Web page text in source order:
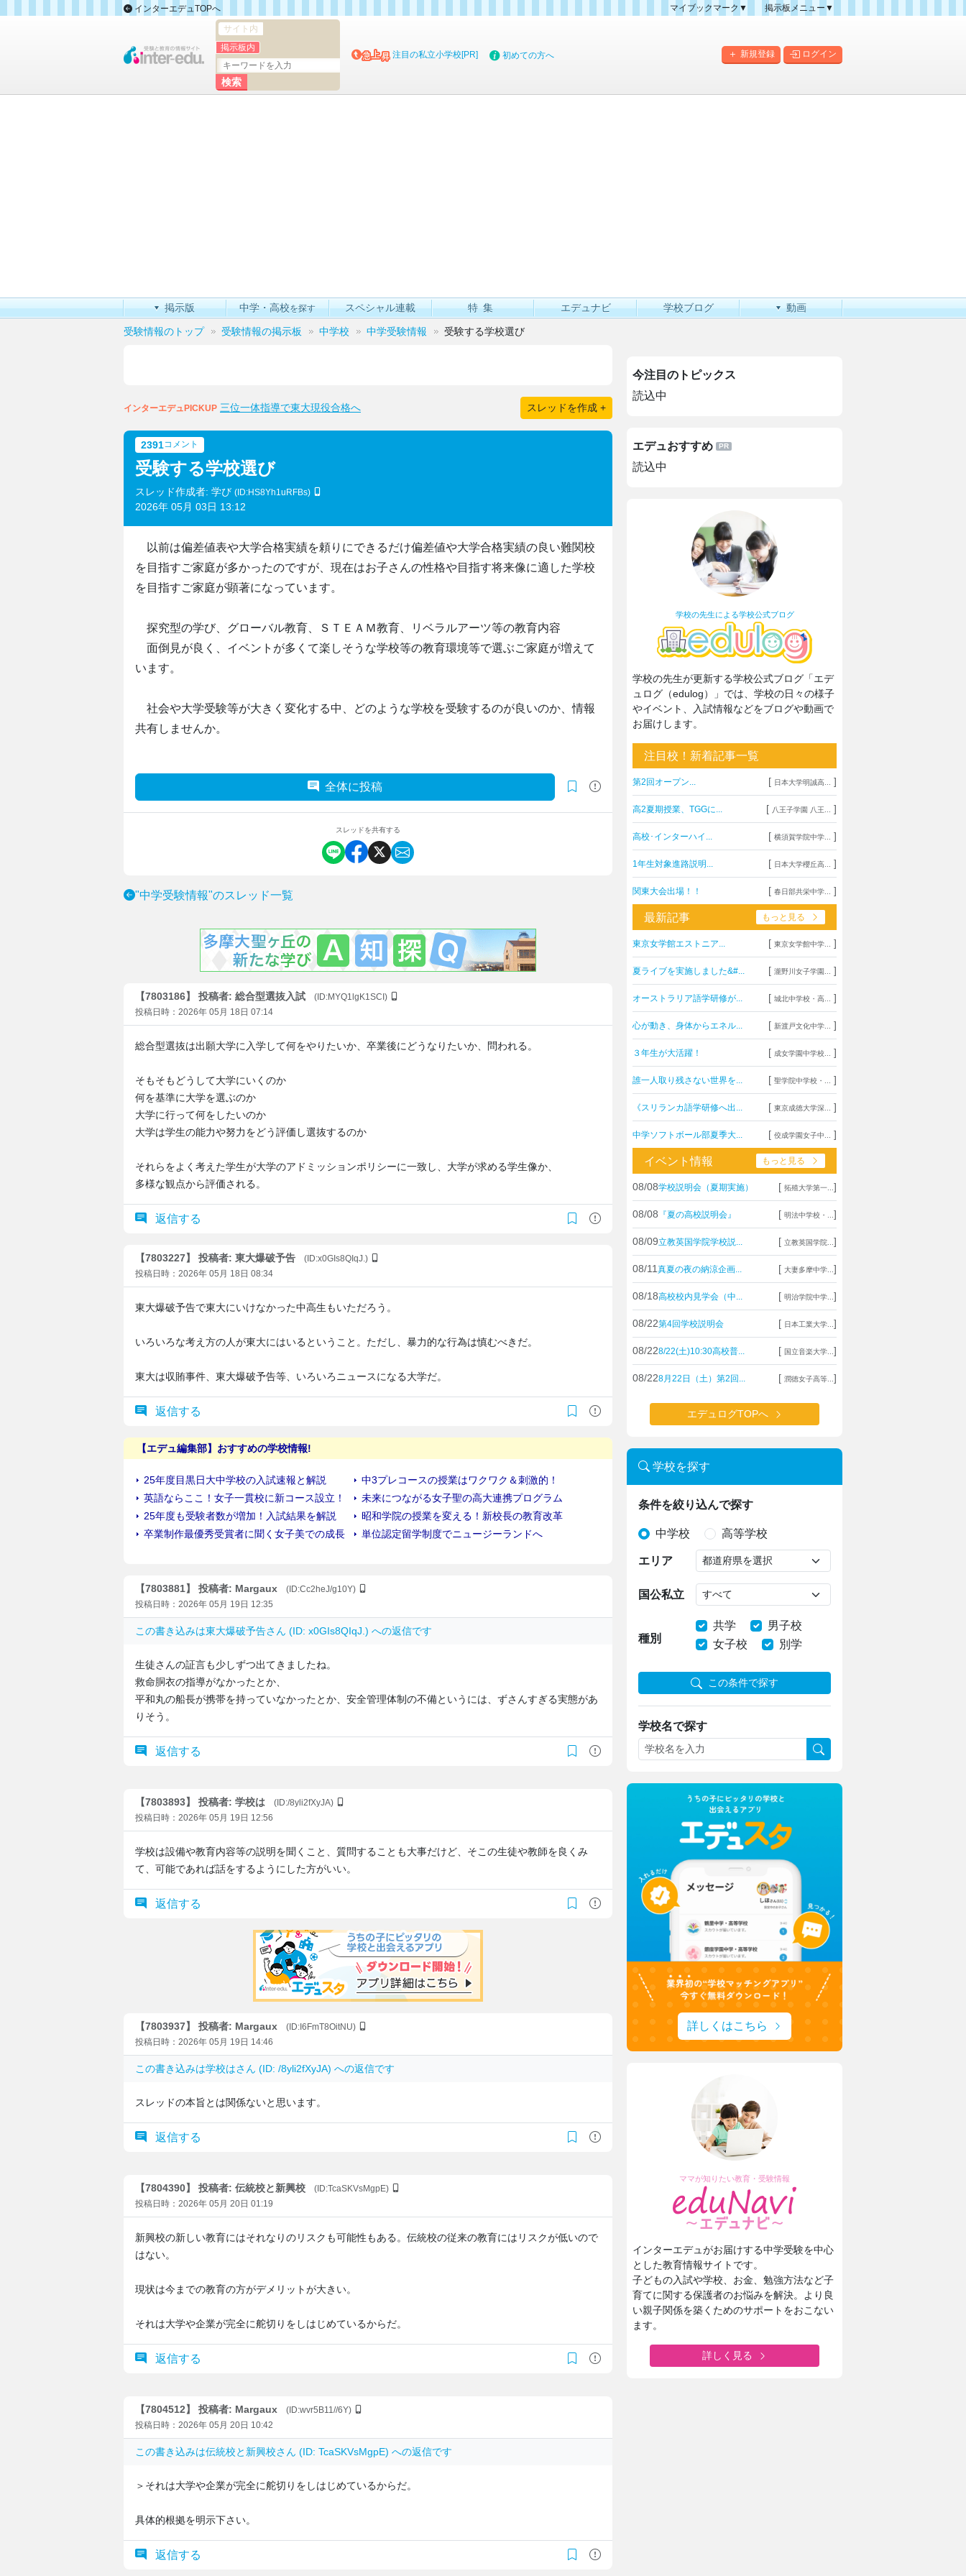
インターエデュTOPへ
マイブックマーク▼
掲示板メニュー▼
掲示板マップ
新規登録 ログイン
サイト内
掲示板内
注目の私立小学校[PR] 初めての方へ
掲示版 中学・高校を探す スペシャル連載 特集 エデュナビ 学校ブログ 動画
受験情報のトップ 受験情報の掲示板 中学校 中学受験情報 受験する学校選び
インターエデュPICKUP 三位一体指導で東大現役合格へ スレッドを作成 +
2391コメント
受験する学校選び
スレッド作成者: 学び (ID:HS8Yh1uRFBs)
2026年 05月 03日 13:12
以前は偏差値表や大学合格実績を頼りにできるだけ偏差値や大学合格実績の良い難関校
を目指すご家庭が多かったのですが、現在はお子さんの性格や目指す将来像に適した学校
を目指すご家庭が顕著になっています。
探究型の学び、グローバル教育、ＳＴＥＡＭ教育、リベラルアーツ等の教育内容
面倒見が良く、イベントが多くて楽しそうな学校等の教育環境等で選ぶご家庭が増えて
います。
社会や大学受験等が大きく変化する中、どのような学校を受験するのが良いのか、情報
共有しませんか。
全体に投稿
スレッドを共有する
"中学受験情報"のスレッド一覧
【7803186】 投稿者: 総合型選抜入試
(ID:MYQ1lgK1SCI)
投稿日時：2026年 05月 18日 07:14
総合型選抜は出願大学に入学して何をやりたいか、卒業後にどうなりたいか、問われる。
そもそもどうして大学にいくのか
何を基準に大学を選ぶのか
大学に行って何をしたいのか
大学は学生の能力や努力をどう評価し選抜するのか
それらをよく考えた学生が大学のアドミッションポリシーに一致し、大学が求める学生像か、
多様な観点から評価される。
返信する
【7803227】 投稿者: 東大爆破予告
(ID:x0GIs8QIqJ.)
投稿日時：2026年 05月 18日 08:34
東大爆破予告で東大にいけなかった中高生もいただろう。
いろいろな考え方の人が東大にはいるということ。ただし、暴力的な行為は慎むべきだ。
東大は収賄事件、東大爆破予告等、いろいろニュースになる大学だ。
返信する
【7803881】 投稿者: Margaux
(ID:Cc2heJ/g10Y)
投稿日時：2026年 05月 19日 12:35
この書き込みは東大爆破予告さん (ID: x0GIs8QIqJ.) への返信です
生徒さんの証言も少しずつ出てきましたね。
救命胴衣の指導がなかったとか、
平和丸の船長が携帯を持っていなかったとか、安全管理体制の不備というには、ずさんすぎる実態があ
りそう。
返信する
【7803893】 投稿者: 学校は
(ID:/8yli2fXyJA)
投稿日時：2026年 05月 19日 12:56
学校は設備や教育内容等の説明を聞くこと、質問することも大事だけど、そこの生徒や教師を良くみ
て、可能であれば話をするようにした方がいい。
返信する
【7803937】 投稿者: Margaux
(ID:I6FmT8OitNU)
投稿日時：2026年 05月 19日 14:46
この書き込みは学校はさん (ID: /8yli2fXyJA) への返信です
スレッドの本旨とは関係ないと思います。
返信する
【7804390】 投稿者: 伝統校と新興校
(ID:TcaSKVsMgpE)
投稿日時：2026年 05月 20日 01:19
新興校の新しい教育にはそれなりのリスクも可能性もある。伝統校の従来の教育にはリスクが低いので
はない。
現状は今までの教育の方がデメリットが大きい。
それは大学や企業が完全に舵切りをしはじめているからだ。
返信する
【7804512】 投稿者: Margaux
(ID:wvr5B11//6Y)
投稿日時：2026年 05月 20日 10:42
この書き込みは伝統校と新興校さん (ID: TcaSKVsMgpE) への返信です
＞それは大学や企業が完全に舵切りをしはじめているからだ。
具体的根拠を明示下さい。
返信する
今注目のトピックス
読込中
エデュおすすめ
読込中
学校の先生による学校公式ブログ
学校の先生が更新する学校公式ブログ「エデ
ュログ（edulog）」では、学校の日々の様子
やイベント、入試情報などをブログや動画で
お届けします。
注目校！新着記事一覧
第2回オープン... [ 日本大学明誠高... ]
高2夏期授業、TGGに... [ 八王子学園 八王... ]
高校･インターハイ... [ 横須賀学院中学... ]
1年生対象進路説明... [ 日本大学櫻丘高... ]
関東大会出場！！ [ 春日部共栄中学... ]
最新記事 もっと見る
東京女学館エストニア... [ 東京女学館中学... ]
夏ライブを実施しました&#... [ 瀧野川女子学園... ]
オーストラリア語学研修が... [ 城北中学校・高... ]
心が動き、身体からエネル... [ 新渡戸文化中学... ]
３年生が大活躍！ [ 成女学園中学校... ]
誰一人取り残さない世界を... [ 聖学院中学校・... ]
《スリランカ語学研修へ出... [ 東京成徳大学深... ]
中学ソフトボール部夏季大... [ 佼成学園女子中... ]
イベント情報 もっと見る
08/08学校説明会（夏期実施） [ 拓殖大学第一... ]
08/08 『夏の高校説明会』 [ 明法中学校・... ]
08/09立教英国学院学校説... [ 立教英国学院... ]
08/11 真夏の夜の納涼企画... [ 大妻多摩中学... ]
08/18高校校内見学会（中... [ 明治学院中学... ]
08/22第4回学校説明会 [ 日本工業大学... ]
08/228/22(土)10:30高校普... [ 国立音楽大学... ]
08/228月22日（土）第2回... [ 潤徳女子高等... ]
エデュログTOPへ
学校を探す
条件を絞り込んで探す
中学校 高等学校
エリア
国公私立
種別
共学
男子校
女子校
別学
この条件で探す
学校名で探す
詳しくはこちら
ママが知りたい教育・受験情報
インターエデュがお届けする中学受験を中心
とした教育情報サイトです。
子どもの入試や学校、お金、勉強方法など子
育てに関する保護者のお悩みを解決。より良
い親子関係を築くためのサポートをおこない
ます。
詳しく見る